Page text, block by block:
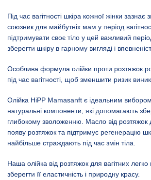
Під час вагітності шкіра кожної жінки
союзник для майбутніх мам у період
підтримувати своє тіло у цей важливий
зберегти шкіру в гарному вигляді і
Особлива формула олійки проти розтяжок
під час вагітності, щоб зменшити ризик
Олійка HiPP Mamasanft є ідеальним вибором
натуральні компоненти, які допомагають
глибокому зволоженню. Масло від
появу розтяжок та підтримує регенерацію
найбільше страждають під час змін тіла.
Наша олійка від розтяжок для вагітних
зберегти її еластичність і природну красу.